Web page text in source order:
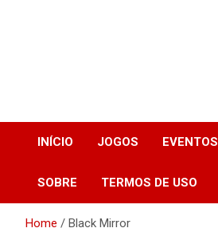
INÍCIO JOGOS EVENTOS
SOBRE TERMOS DE USO
Home Black Mirror